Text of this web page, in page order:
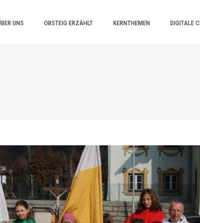
UNS OBSTEIG ERZÄHLT KERNTHEMEN DIGITALE